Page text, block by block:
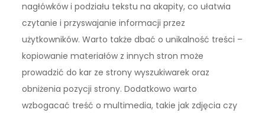
nagłówków i podziału tekstu na akapity, co ułatwia
czytanie i przyswajanie informacji przez
użytkowników. Warto także dbać o unikalność treści –
kopiowanie materiałów z innych stron może
prowadzić do kar ze strony wyszukiwarek oraz
obniżenia pozycji strony. Dodatkowo warto
wzbogacać treść o multimedia, takie jak zdjęcia czy